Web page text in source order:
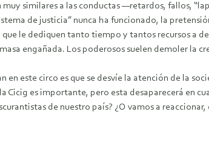
similares a las conductas —retardos, fallos,
de justicia” nunca ha funcionado, la
le dediquen tanto tiempo y tantos recursos a
engañada. Los poderosos suelen demoler la
en este circo es que se desvíe la atención de la
es importante, pero esta desaparecerá en
de nuestro país? ¿O vamos a